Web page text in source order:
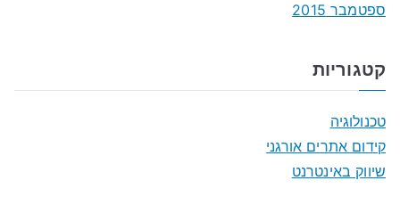
ספטמבר 2015
קטגוריות
טכנולוגיה
קידום אתרים אורגני
שיווק באינטרנט